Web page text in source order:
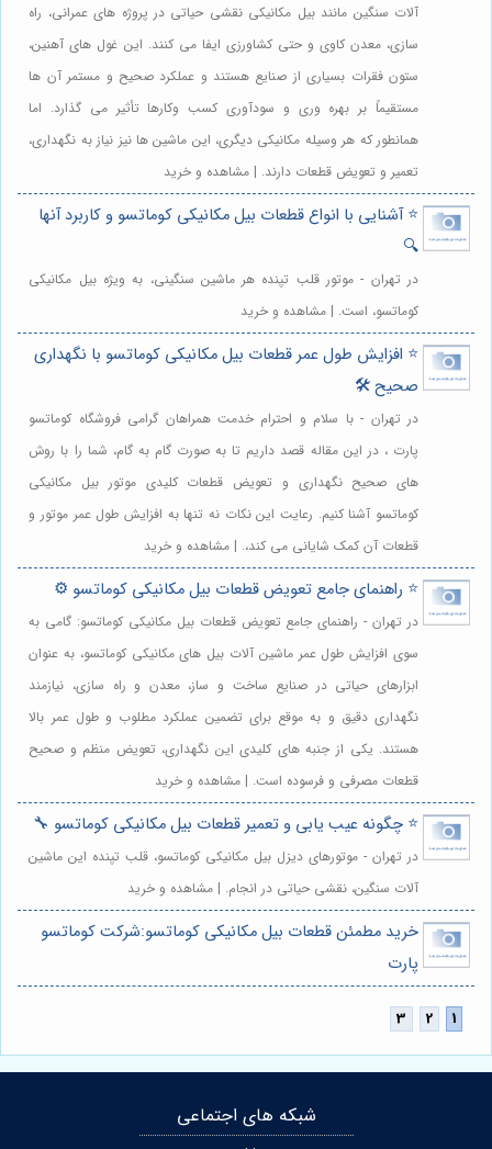
آلات سنگین مانند بیل مکانیکی نقشی حیاتی در پروژه های عمرانی، راه
سازی، معدن کاوی و حتی کشاورزی ایفا می کنند. این غول های آهنین،
ستون فقرات بسیاری از صنایع هستند و عملکرد صحیح و مستمر آن ها
مستقیماً بر بهره وری و سودآوری کسب وکارها تأثیر می گذارد. اما
همانطور که هر وسیله مکانیکی دیگری، این ماشین ها نیز نیاز به نگهداری،
تعمیر و تعویض قطعات دارند. | مشاهده و خرید
⭐️ آشنایی با انواع قطعات بیل مکانیکی کوماتسو و کاربرد آنها
🔍
در تهران - موتور قلب تپنده هر ماشین سنگینی، به ویژه بیل مکانیکی
کوماتسو، است. | مشاهده و خرید
⭐️ افزایش طول عمر قطعات بیل مکانیکی کوماتسو با نگهداری
صحیح 🛠️
در تهران - با سلام و احترام خدمت همراهان گرامی فروشگاه کوماتسو
پارت ، در این مقاله قصد داریم تا به صورت گام به گام، شما را با روش
های صحیح نگهداری و تعویض قطعات کلیدی موتور بیل مکانیکی
کوماتسو آشنا کنیم. رعایت این نکات نه تنها به افزایش طول عمر موتور و
قطعات آن کمک شایانی می کند،. | مشاهده و خرید
⭐️ راهنمای جامع تعویض قطعات بیل مکانیکی کوماتسو ⚙️
در تهران - راهنمای جامع تعویض قطعات بیل مکانیکی کوماتسو: گامی به
سوی افزایش طول عمر ماشین آلات بیل های مکانیکی کوماتسو، به عنوان
ابزارهای حیاتی در صنایع ساخت و ساز، معدن و راه سازی، نیازمند
نگهداری دقیق و به موقع برای تضمین عملکرد مطلوب و طول عمر بالا
هستند. یکی از جنبه های کلیدی این نگهداری، تعویض منظم و صحیح
قطعات مصرفی و فرسوده است. | مشاهده و خرید
⭐️ چگونه عیب یابی و تعمیر قطعات بیل مکانیکی کوماتسو 🔧
در تهران - موتورهای دیزل بیل مکانیکی کوماتسو، قلب تپنده این ماشین
آلات سنگین، نقشی حیاتی در انجام. | مشاهده و خرید
خرید مطمئن قطعات بیل مکانیکی کوماتسو:شرکت کوماتسو
پارت
شبکه های اجتماعی